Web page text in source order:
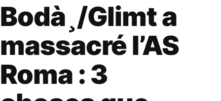
Bodà¸/Glimt a
massacré l’AS
Roma : 3